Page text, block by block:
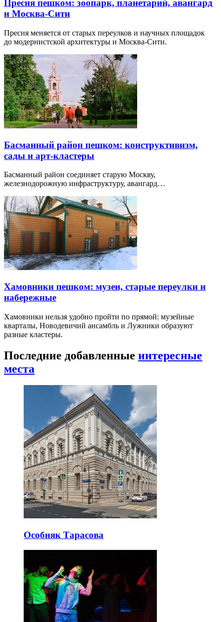
Пресня пешком: зоопарк, планетарий, авангард
и Москва-Сити
Пресня меняется от старых переулков и научных площадок
до модернистской архитектуры и Москва-Сити.
Басманный район пешком: конструктивизм,
сады и арт-кластеры
Басманный район соединяет старую Москву,
железнодорожную инфраструктуру, авангард…
Хамовники пешком: музеи, старые переулки и
набережные
Хамовники нельзя удобно пройти по прямой: музейные
кварталы, Новодевичий ансамбль и Лужники образуют
разные кластеры.
Последние добавленные интересные
места
Особняк Тарасова